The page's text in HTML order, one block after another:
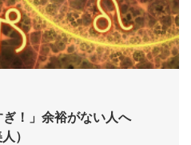
ぎ！」余裕がない人へ
）